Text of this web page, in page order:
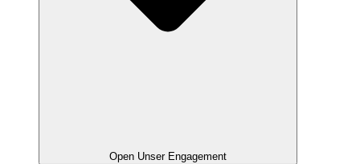
Open Unser Engagement